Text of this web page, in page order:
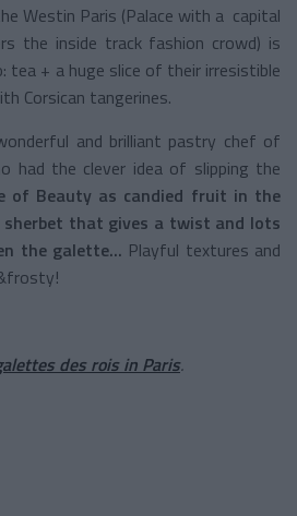
Westin Paris (Palace with a capital
the inside track fashion crowd) is
tea + a huge slice of their irresistible
Corsican tangerines.
and brilliant pastry chef of
had the clever idea of slipping the
of Beauty as candied fruit in the
sherbet that gives a twist and lots
the galette... Playful textures and
des rois in Paris.